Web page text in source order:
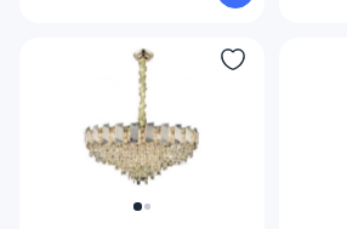
Цвет плафона
Высота (мм)
Ширина (мм)